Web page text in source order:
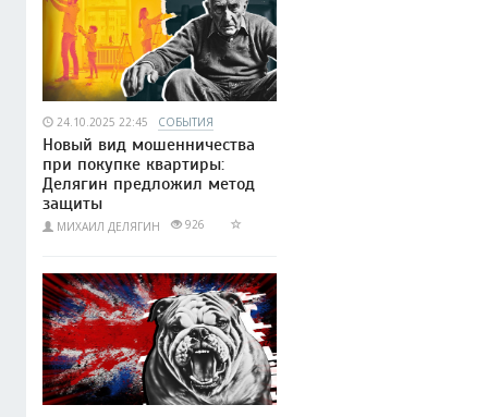
24.10.2025 22:45 СОБЫТИЯ
Новый вид мошенничества
при покупке квартиры:
Делягин предложил метод
защиты
МИХАИЛ ДЕЛЯГИН 926